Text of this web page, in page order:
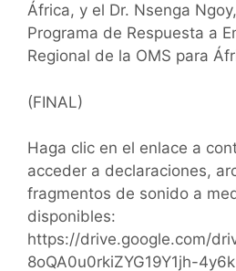
África, y el Dr. Nsenga
Programa de Respuesta a
Regional de la OMS para
(FINAL)
Haga clic en el enlace a
acceder a declaraciones,
fragmentos de sonido a
disponibles:
https://drive.google.com/
8oQA0u0rkiZYG19Y1jh-4y6k